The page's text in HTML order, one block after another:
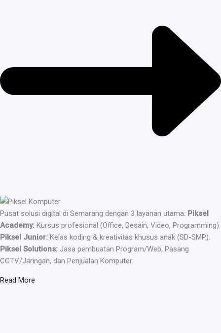
Pusat solusi digital di Semarang dengan 3 layanan utama: Piksel
Academy: Kursus profesional (Office, Desain, Video, Programming).
Piksel Junior: Kelas koding & kreativitas khusus anak (SD-SMP).
Piksel Solutions: Jasa pembuatan Program/Web, Pasang
CCTV/Jaringan, dan Penjualan Komputer.
Read More